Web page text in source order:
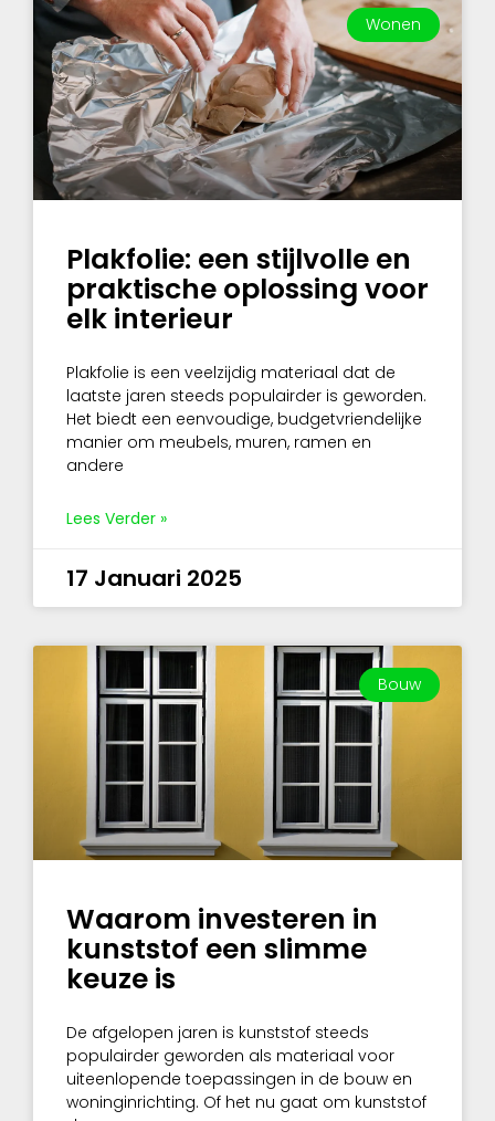
Wonen
Plakfolie: een stijlvolle en
praktische oplossing voor
elk interieur
Plakfolie is een veelzijdig materiaal dat de
laatste jaren steeds populairder is geworden.
Het biedt een eenvoudige, budgetvriendelijke
manier om meubels, muren, ramen en
andere
Lees Verder »
17 Januari 2025
Bouw
Waarom investeren in
kunststof een slimme
keuze is
De afgelopen jaren is kunststof steeds
populairder geworden als materiaal voor
uiteenlopende toepassingen in de bouw en
woninginrichting. Of het nu gaat om kunststof